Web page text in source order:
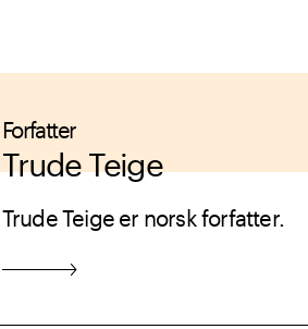
Forfatter
Trude Teige
Trude Teige er norsk forfatter.